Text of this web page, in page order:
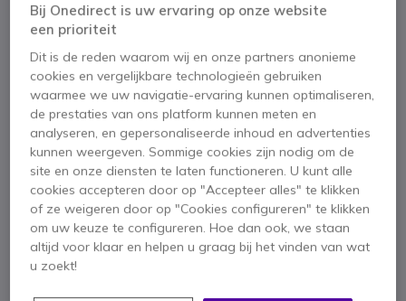
Jabra oplaadstation
voor Evolve2 85
USB-A
Ga naar het begin van de afbeeldingen-gallerij
Bij Onedirect is uw ervaring op onze website
een prioriteit
Dit is de reden waarom wij en onze partners anonieme
cookies en vergelijkbare technologieën gebruiken
waarmee we uw navigatie-ervaring kunnen optimaliseren,
de prestaties van ons platform kunnen meten en
analyseren, en gepersonaliseerde inhoud en advertenties
kunnen weergeven. Sommige cookies zijn nodig om de
site en onze diensten te laten functioneren. U kunt alle
cookies accepteren door op "Accepteer alles" te klikken
of ze weigeren door op "Cookies configureren" te klikken
om uw keuze te configureren. Hoe dan ook, we staan
altijd voor klaar en helpen u graag bij het vinden van wat
u zoekt!